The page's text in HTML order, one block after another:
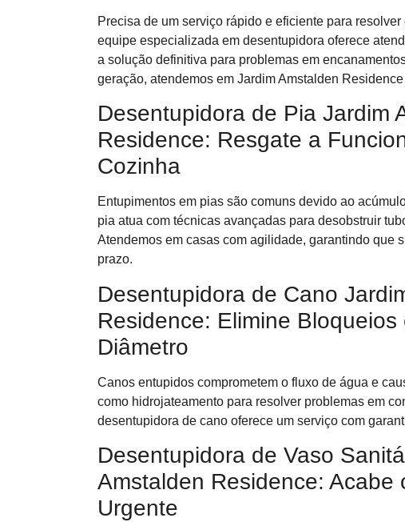
Precisa de um serviço rápido e eficiente para
equipe especializada em desentupidora oferece
a solução definitiva para problemas em
geração, atendemos em Jardim Amstalden
Desentupidora de Pia Jardim
Residence: Resgate a
Cozinha
Entupimentos em pias são comuns devido ao
pia atua com técnicas avançadas para desobstruir
Atendemos em casas com agilidade, garantindo que
prazo.
Desentupidora de Cano
Residence: Elimine
Diâmetro
Canos entupidos comprometem o fluxo de água e
como hidrojateamento para resolver problemas em
desentupidora de cano oferece um serviço com
Desentupidora de Vaso
Amstalden Residence: Acabe
Urgente